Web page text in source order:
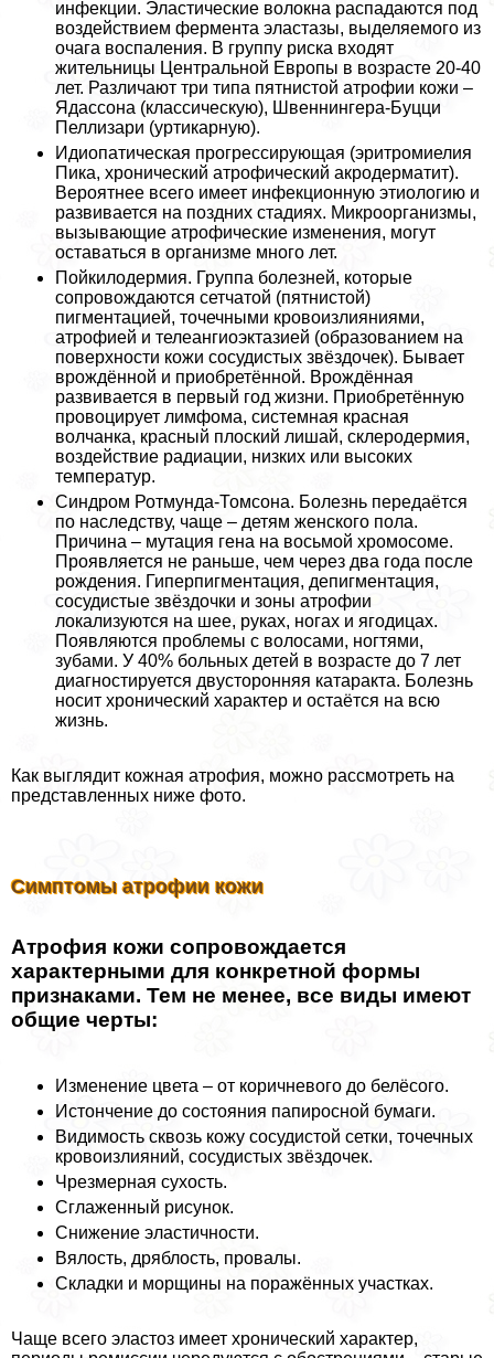
инфекции. Эластические волокна распадаются под
воздействием фермента эластазы, выделяемого из
очага воспаления. В группу риска входят
жительницы Центральной Европы в возрасте 20-40
лет. Различают три типа пятнистой атрофии кожи –
Ядассона (классическую), Швеннингера-Буцци
Пеллизари (уртикарную).
Идиопатическая прогрессирующая (эритромиелия
Пика, хронический атрофический акродерматит).
Вероятнее всего имеет инфекционную этиологию и
развивается на поздних стадиях. Микроорганизмы,
вызывающие атрофические изменения, могут
оставаться в организме много лет.
Пойкилодермия. Группа болезней, которые
сопровождаются сетчатой (пятнистой)
пигментацией, точечными кровоизлияниями,
атрофией и телеангиоэктазией (образованием на
поверхности кожи сосудистых звёздочек). Бывает
врождённой и приобретённой. Врождённая
развивается в первый год жизни. Приобретённую
провоцирует лимфома, системная красная
волчанка, красный плоский лишай, склеродермия,
воздействие радиации, низких или высоких
температур.
Синдром Ротмунда-Томсона. Болезнь передаётся
по наследству, чаще – детям женского пола.
Причина – мутация гена на восьмой хромосоме.
Проявляется не раньше, чем через два года после
рождения. Гиперпигментация, депигментация,
сосудистые звёздочки и зоны атрофии
локализуются на шее, руках, ногах и ягoдицах.
Появляются проблемы с волосами, ногтями,
зубами. У 40% больных детей в возрасте до 7 лет
диагностируется двусторонняя катаpaкта. Болезнь
носит хронический хаpaктер и остаётся на всю
жизнь.
Как выглядит кожная атрофия, можно рассмотреть на
представленных ниже фото.
Симптомы атрофии кожи
Атрофия кожи сопровождается
хаpaктерными для конкретной формы
признаками. Тем не менее, все виды имеют
общие черты:
Изменение цвета – от коричневого до белёсого.
Истончение до состояния папиросной бумаги.
Видимость сквозь кожу сосудистой сетки, точечных
кровоизлияний, сосудистых звёздочек.
Чрезмерная сухость.
Сглаженный рисунок.
Снижение эластичности.
Вялость, дряблость, провалы.
Складки и морщины на поражённых участках.
Чаще всего эластоз имеет хронический хаpaктер,